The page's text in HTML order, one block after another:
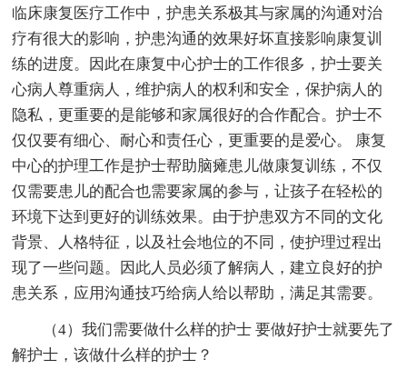
临床康复医疗工作中，护患关系极其与家属的沟通对治
疗有很大的影响，护患沟通的效果好坏直接影响康复训
练的进度。因此在康复中心护士的工作很多，护士要关
心病人尊重病人，维护病人的权利和安全，保护病人的
隐私，更重要的是能够和家属很好的合作配合。护士不
仅仅要有细心、耐心和责任心，更重要的是爱心。 康复
中心的护理工作是护士帮助脑瘫患儿做康复训练，不仅
仅需要患儿的配合也需要家属的参与，让孩子在轻松的
环境下达到更好的训练效果。由于护患双方不同的文化
背景、人格特征，以及社会地位的不同，使护理过程出
现了一些问题。因此人员必须了解病人，建立良好的护
患关系，应用沟通技巧给病人给以帮助，满足其需要。
（4）我们需要做什么样的护士 要做好护士就要先了
解护士，该做什么样的护士？